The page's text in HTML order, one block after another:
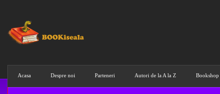
Acasa Despre noi Parteneri Autori de la A la Z Bookshop